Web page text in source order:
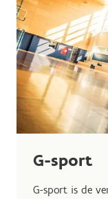
G-sport
G-sport is de